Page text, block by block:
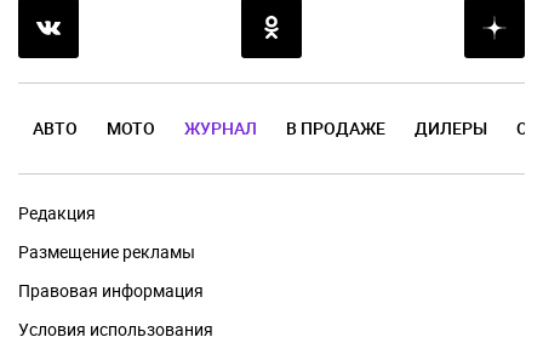
АВТО МОТО ЖУРНАЛ В ПРОДАЖЕ ДИЛЕРЫ
Редакция
Размещение рекламы
Правовая информация
Условия использования